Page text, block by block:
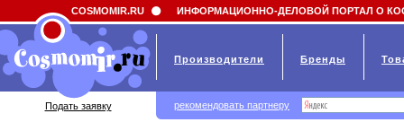
Field 'news_title' doesn't have a default value
COSMOMIR.RU ИНФОРМАЦИОННО-ДЕЛОВОЙ ПОРТАЛ О
Производители Бренды
Подать заявку рекомендовать партнеру